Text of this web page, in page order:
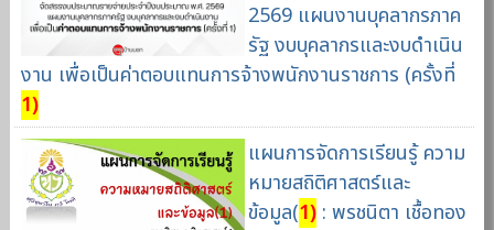
2569 แผนงานบุคลากรภาค
รัฐ งบบุคลากรและงบดำเนิน
งาน เพื่อเป็นค่าตอบแทนการจ้างพนักงานราชการ (ครั้งที่
1)
แผนการจัดการเรียนรู้ ความ
หมายสถิติศาสตร์และ
ข้อมูล(1): พรชนิตา เชื้อทอง